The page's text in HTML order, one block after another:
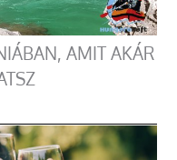
AMIT AKÁR